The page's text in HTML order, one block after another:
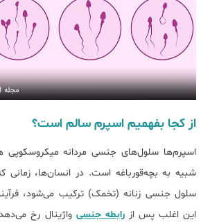
از کجا بفهمیم اسپرم سالم است؟
اسپرم‌ها سلول‌های جنسی مردانه
شبیه به بچه‌قورباغه است. در انسان‌ها،
سلول جنسی زنانه (تخمک) ترکیب می‌شود،
این اغلب پس ازرابطه جنسی واژینال رخ